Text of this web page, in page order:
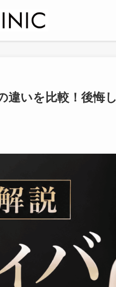
違いを比較！後悔